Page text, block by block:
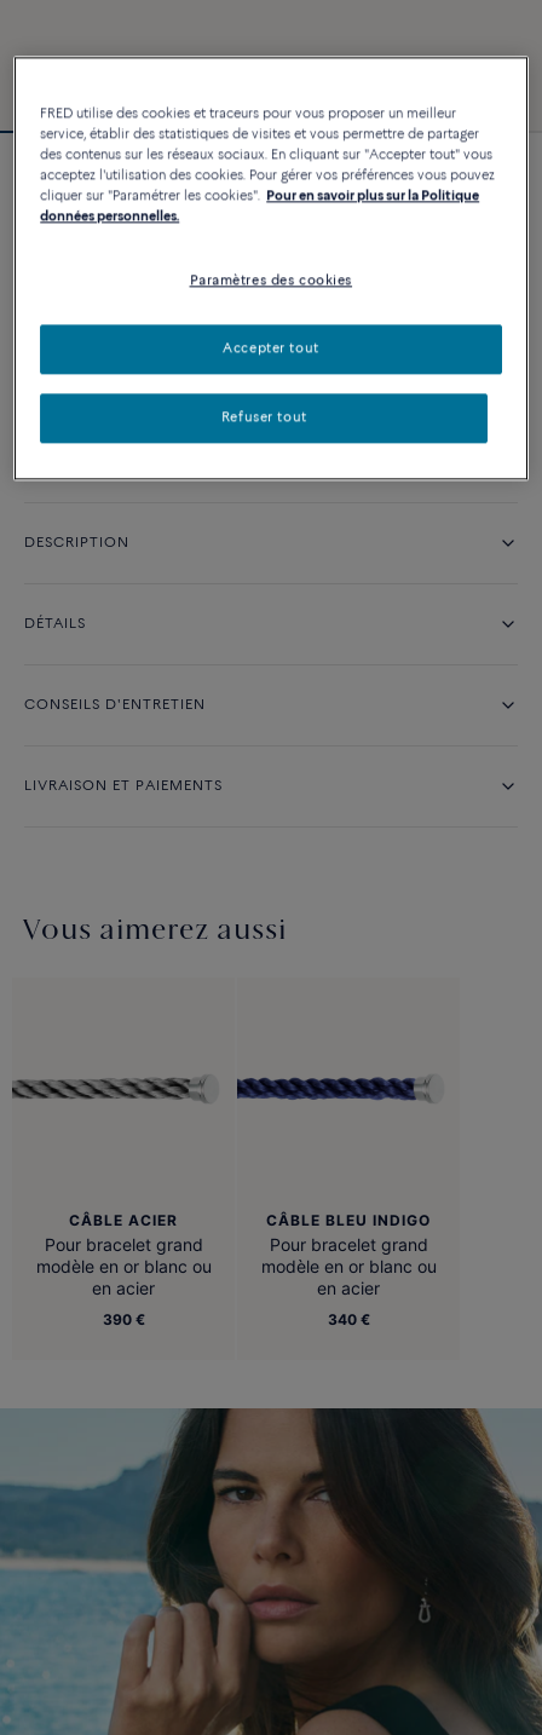
Bracelet Force 10
3 870 €
AJOUTER AU PANIER
Disponibilité en boutique
DESCRIPTION
DÉTAILS
CONSEILS D'ENTRETIEN
LIVRAISON ET PAIEMENTS
Vous aimerez aussi
CÂBLE ACIER
Pour bracelet grand
modèle en or blanc ou
en acier
390 €
CÂBLE BLEU INDIGO
Pour bracelet grand
modèle en or blanc ou
en acier
340 €
FRED utilise des cookies et traceurs pour vous proposer un meilleur
service, établir des statistiques de visites et vous permettre de partager
des contenus sur les réseaux sociaux. En cliquant sur "Accepter tout" vous
acceptez l'utilisation des cookies. Pour gérer vos préférences vous pouvez
cliquer sur "Paramétrer les cookies". Pour en savoir plus sur la Politique
données personnelles.
Paramètres des cookies
Refuser tout
Accepter tout